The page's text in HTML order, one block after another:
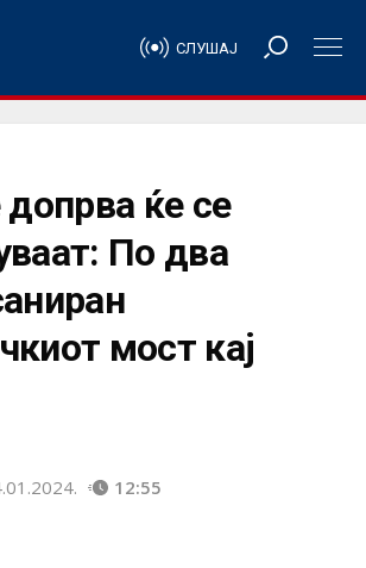
СЛУШАЈ
допрва ќе се
По два
мост кај
12:55